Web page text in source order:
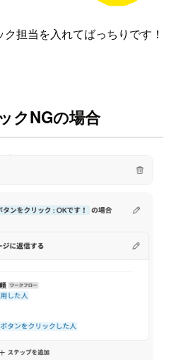
担当を入れてばっちりです！
クNGの場合